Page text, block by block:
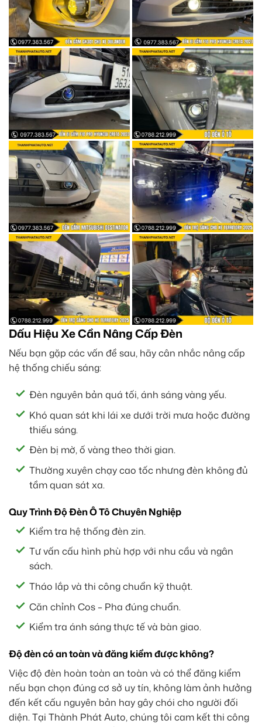
Dấu Hiệu Xe Cần Nâng Cấp Đèn
Nếu bạn gặp các vấn đề sau, hãy cân nhắc nâng cấp
hệ thống chiếu sáng:
Đèn nguyên bản quá tối, ánh sáng vàng yếu.
Khó quan sát khi lái xe dưới trời mưa hoặc đường
thiếu sáng.
Đèn bị mờ, ố vàng theo thời gian.
Thường xuyên chạy cao tốc nhưng đèn không đủ
tầm quan sát xa.
Quy Trình Độ Đèn Ô Tô Chuyên Nghiệp
Kiểm tra hệ thống đèn zin.
Tư vấn cấu hình phù hợp với nhu cầu và ngân
sách.
Tháo lắp và thi công chuẩn kỹ thuật.
Căn chỉnh Cos – Pha đúng chuẩn.
Kiểm tra ánh sáng thực tế và bàn giao.
Độ đèn có an toàn và đăng kiểm được không?
Việc độ đèn hoàn toàn an toàn và có thể đăng kiểm
nếu bạn chọn đúng cơ sở uy tín, không làm ảnh hưởng
đến kết cấu nguyên bản hay gây chói cho người đối
diện. Tại Thành Phát Auto, chúng tôi cam kết thi công